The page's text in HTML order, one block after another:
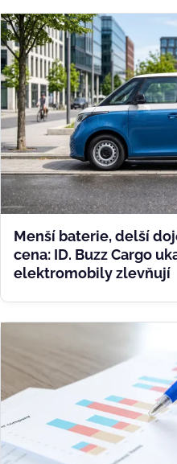
Menší baterie, delší
cena: ID. Buzz Cargo
elektromobily zlevňují